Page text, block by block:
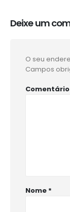
Deixe um
O seu
Campos
Comentário
Nome *